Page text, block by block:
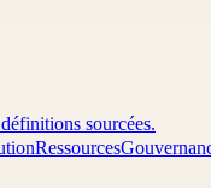
sourcées.
Ressources